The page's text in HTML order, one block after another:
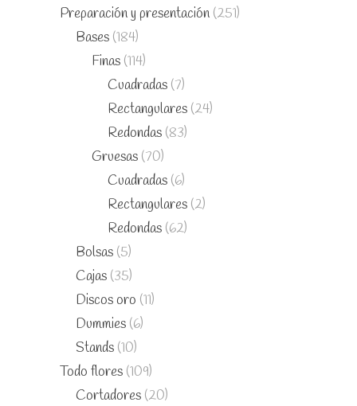
Preparación y presentación (251)
Bases (184)
Finas (114)
Cuadradas (7)
Rectangulares (24)
Redondas (83)
Gruesas (70)
Cuadradas (6)
Rectangulares (2)
Redondas (62)
Bolsas (5)
Cajas (35)
Discos oro (11)
Dummies (6)
Stands (10)
Todo flores (109)
Cortadores (20)